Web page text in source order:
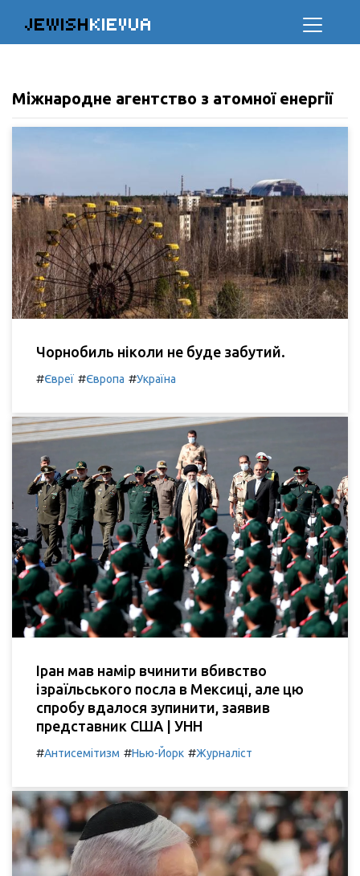
JEWISHKIEVUA
Міжнародне агентство з атомної енергії
Чорнобиль ніколи не буде забутий.
#Євреї #Європа #Україна
Іран мав намір вчинити вбивство
ізраїльського посла в Мексиці, але цю
спробу вдалося зупинити, заявив
представник США | УНН
#Антисемітизм #Нью-Йорк #Журналіст